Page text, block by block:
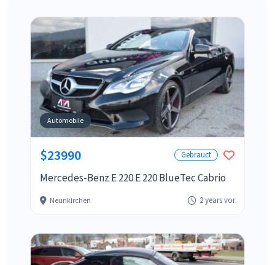
Automobile
$23990 Gebrauct
Mercedes-Benz E 220 E 220 BlueTec Cabrio
Neunkirchen 2 years vor